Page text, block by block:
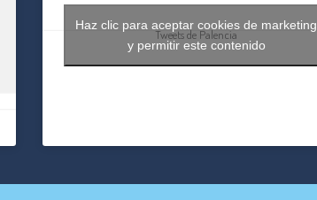
Tweets de Palencia
Haz clic para aceptar cookies de marketing
y permitir este contenido